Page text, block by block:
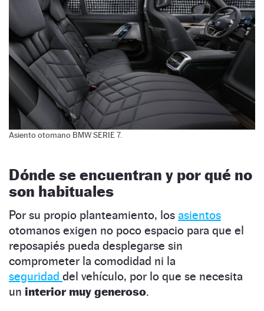
Asiento otomano BMW SERIE 7.
Dónde se encuentran y por qué no
son habituales
Por su propio planteamiento, los asientos
otomanos exigen no poco espacio para que el
reposapiés pueda desplegarse sin
comprometer la comodidad ni la
seguridad del vehículo, por lo que se necesita
un interior muy generoso.